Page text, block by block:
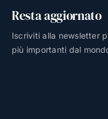
Resta aggiornato
Iscriviti alla newsletter
più importanti dal